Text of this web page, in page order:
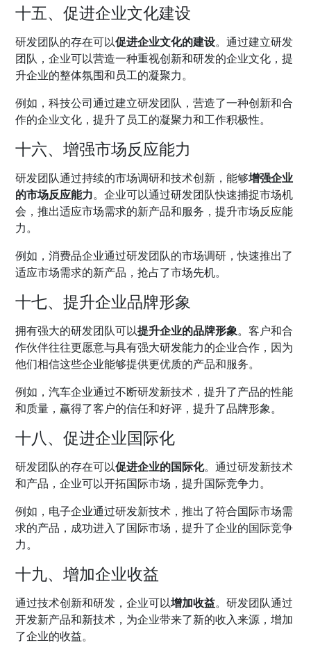
十五、促进企业文化建设
研发团队的存在可以促进企业文化的建设。通过建立研发
团队，企业可以营造一种重视创新和研发的企业文化，提
升企业的整体氛围和员工的凝聚力。
例如，科技公司通过建立研发团队，营造了一种创新和合
作的企业文化，提升了员工的凝聚力和工作积极性。
十六、增强市场反应能力
研发团队通过持续的市场调研和技术创新，能够增强企业
的市场反应能力。企业可以通过研发团队快速捕捉市场机
会，推出适应市场需求的新产品和服务，提升市场反应能
力。
例如，消费品企业通过研发团队的市场调研，快速推出了
适应市场需求的新产品，抢占了市场先机。
十七、提升企业品牌形象
拥有强大的研发团队可以提升企业的品牌形象。客户和合
作伙伴往往更愿意与具有强大研发能力的企业合作，因为
他们相信这些企业能够提供更优质的产品和服务。
例如，汽车企业通过不断研发新技术，提升了产品的性能
和质量，赢得了客户的信任和好评，提升了品牌形象。
十八、促进企业国际化
研发团队的存在可以促进企业的国际化。通过研发新技术
和产品，企业可以开拓国际市场，提升国际竞争力。
例如，电子企业通过研发新技术，推出了符合国际市场需
求的产品，成功进入了国际市场，提升了企业的国际竞争
力。
十九、增加企业收益
通过技术创新和研发，企业可以增加收益。研发团队通过
开发新产品和新技术，为企业带来了新的收入来源，增加
了企业的收益。